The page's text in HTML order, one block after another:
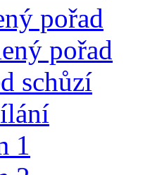
pořad
pořad
schůzí
1